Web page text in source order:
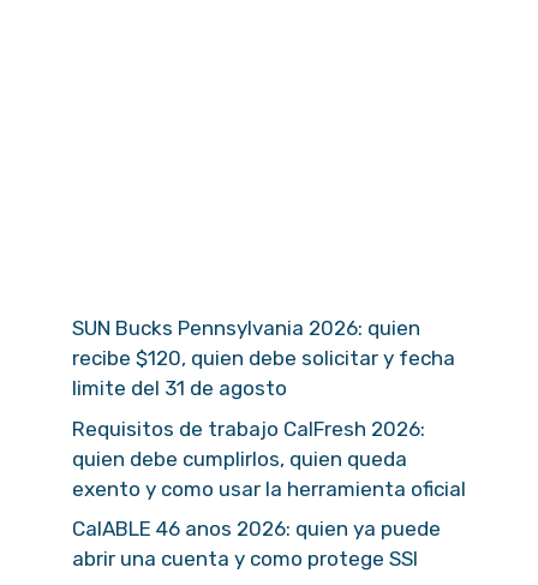
SUN Bucks Pennsylvania 2026: quien
recibe $120, quien debe solicitar y fecha
limite del 31 de agosto
Requisitos de trabajo CalFresh 2026:
quien debe cumplirlos, quien queda
exento y como usar la herramienta oficial
CalABLE 46 anos 2026: quien ya puede
abrir una cuenta y como protege SSI